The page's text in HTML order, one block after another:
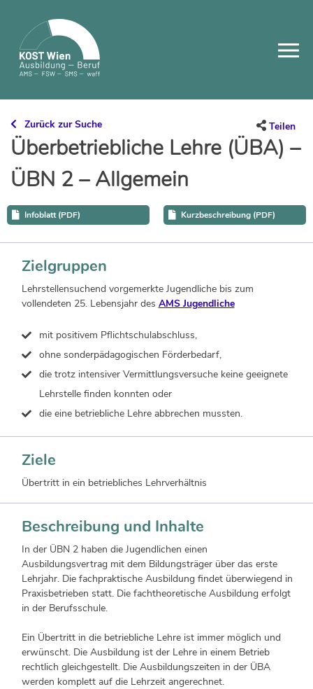
content
Zurück zur Suche
Überbetriebliche Lehre (ÜBA) –
ÜBN 2 – Allgemein
Teilen
Infoblatt (PDF) Kurzbeschreibung (PDF)
Zielgruppen
Lehrstellensuchend vorgemerkte Jugendliche bis zum
vollendeten 25. Lebensjahr des AMS Jugendliche
mit positivem Pflichtschulabschluss,
ohne sonderpädagogischen Förderbedarf,
die trotz intensiver Vermittlungsversuche keine geeignete
Lehrstelle finden konnten oder
die eine betriebliche Lehre abbrechen mussten.
Ziele
Übertritt in ein betriebliches Lehrverhältnis
Beschreibung und Inhalte
In der ÜBN 2 haben die Jugendlichen einen
Ausbildungsvertrag mit dem Bildungsträger über das erste
Lehrjahr. Die fachpraktische Ausbildung findet überwiegend in
Praxisbetrieben statt. Die fachtheoretische Ausbildung erfolgt
in der Berufsschule.
Ein Übertritt in die betriebliche Lehre ist immer möglich und
erwünscht. Die Ausbildung ist der Lehre in einem Betrieb
rechtlich gleichgestellt. Die Ausbildungszeiten in der ÜBA
werden komplett auf die Lehrzeit angerechnet.